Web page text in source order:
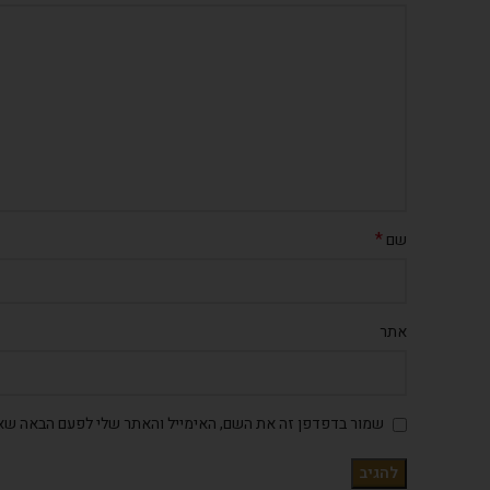
שם*
אתר
שמור בדפדפן זה את השם, האימייל והאתר שלי לפעם הבאה